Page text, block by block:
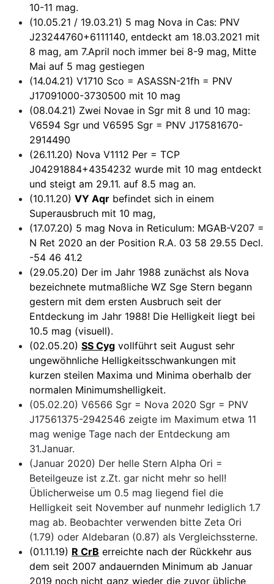
10-11 mag.
(10.05.21 / 19.03.21) 5 mag Nova in Cas: PNV
J23244760+6111140, entdeckt am 18.03.2021 mit
8 mag, am 7.April noch immer bei 8-9 mag, Mitte
Mai auf 5 mag gestiegen
(14.04.21) V1710 Sco = ASASSN-21fh = PNV
J17091000-3730500 mit 10 mag
(08.04.21) Zwei Novae in Sgr mit 8 und 10 mag:
V6594 Sgr und V6595 Sgr = PNV J17581670-
2914490
(26.11.20) Nova V1112 Per = TCP
J04291884+4354232 wurde mit 10 mag entdeckt
und steigt am 29.11. auf 8.5 mag an.
(10.11.20) VY Aqr befindet sich in einem
Superausbruch mit 10 mag,
(17.07.20) 5 mag Nova in Reticulum: MGAB-V207 =
N Ret 2020 an der Position R.A. 03 58 29.55 Decl.
-54 46 41.2
(29.05.20) Der im Jahr 1988 zunächst als Nova
bezeichnete mutmaßliche WZ Sge Stern begann
gestern mit dem ersten Ausbruch seit der
Entdeckung im Jahr 1988! Die Helligkeit liegt bei
10.5 mag (visuell).
(02.05.20) SS Cyg vollführt seit August sehr
ungewöhnliche Helligkeitsschwankungen mit
kurzen steilen Maxima und Minima oberhalb der
normalen Minimumshelligkeit.
(05.02.20) V6566 Sgr = Nova 2020 Sgr = PNV
J17561375-2942546 zeigte im Maximum etwa 11
mag wenige Tage nach der Entdeckung am
31.Januar.
(Januar 2020) Der helle Stern Alpha Ori =
Beteilgeuze ist z.Zt. gar nicht mehr so hell!
Üblicherweise um 0.5 mag liegend fiel die
Helligkeit seit November auf nunmehr lediglich 1.7
mag ab. Beobachter verwenden bitte Zeta Ori
(1.79) oder Aldebaran (0.87) als Vergleichssterne.
(01.11.19) R CrB erreichte nach der Rückkehr aus
dem seit 2007 andauernden Minimum ab Januar
2019 noch nicht ganz wieder die zuvor übliche